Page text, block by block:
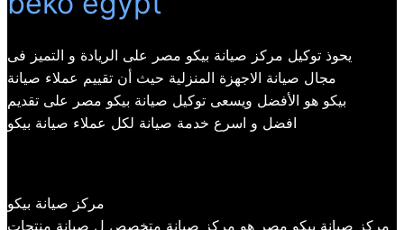
يحوذ توكيل مركز صيانة بيكو مصر على الريادة و التميز فى
مجال صيانة الاجهزة المنزلية حيث أن تقييم عملاء صيانة
بيكو هو الأفضل ويسعى توكيل صيانة بيكو مصر على تقديم
افضل و اسرع خدمة صيانة لكل عملاء صيانة بيكو
مركز صيانة بيكو
مركز صيانة بيكو مصر هو مركز صيانة متخصص ل صيانة منتجات